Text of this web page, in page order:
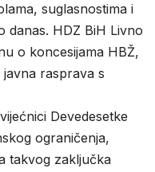
suglasnostima i
danas. HDZ BiH Livno
o koncesijama HBŽ,
rasprava s
Devedesetke
ograničenja,
takvog zaključka